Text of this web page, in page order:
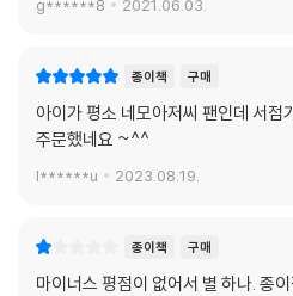
g******8 2021.06.03.
종이책 구매
아이가 평소 네모아저씨 팬인데 서점
주문했네요 ~^^
l******u 2023.08.19.
종이책 구매
마이너스 평점이 없어서 별 하나. 종